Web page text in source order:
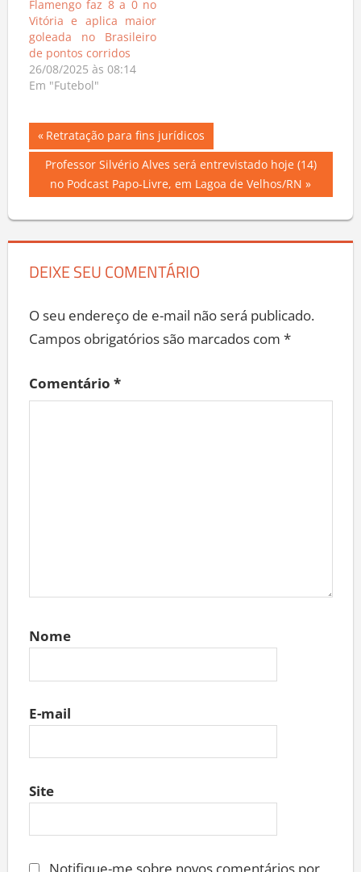
Flamengo faz 8 a 0 no
Vitória e aplica maior
goleada no Brasileiro
de pontos corridos
26/08/2025 às 08:14
Em "Futebol"
Navegação
de
Post
Previous
Post:
Retratação para fins jurídicos
Next
Post:
Professor Silvério Alves será entrevistado hoje (14)
no Podcast Papo-Livre, em Lagoa de Velhos/RN
DEIXE SEU COMENTÁRIO
O seu endereço de e-mail não será publicado.
Campos obrigatórios são marcados com *
Comentário *
Nome
E-mail
Site